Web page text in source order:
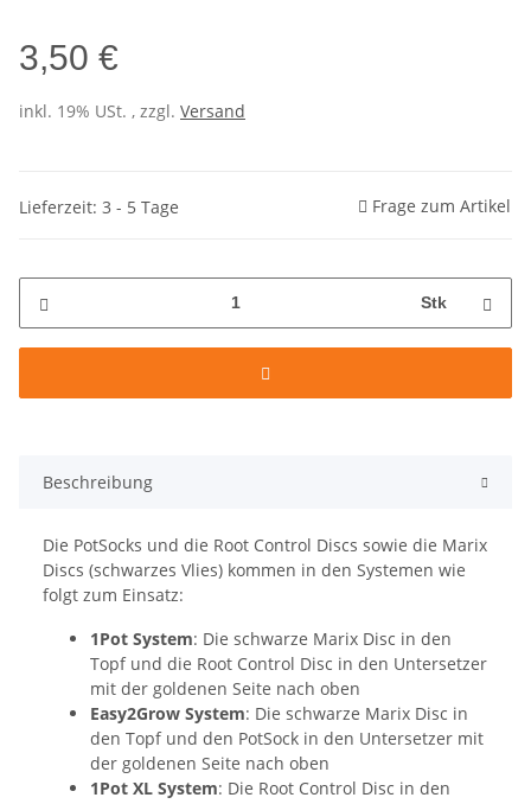
3,50 €
inkl. 19% USt. , zzgl. Versand
Lieferzeit: 3 - 5 Tage Frage zum Artikel
Stk
Beschreibung
Die PotSocks und die Root Control Discs sowie die Marix
Discs (schwarzes Vlies) kommen in den Systemen wie
folgt zum Einsatz:
1Pot System: Die schwarze Marix Disc in den
Topf und die Root Control Disc in den Untersetzer
mit der goldenen Seite nach oben
Easy2Grow System: Die schwarze Marix Disc in
den Topf und den PotSock in den Untersetzer mit
der goldenen Seite nach oben
1Pot XL System: Die Root Control Disc in den